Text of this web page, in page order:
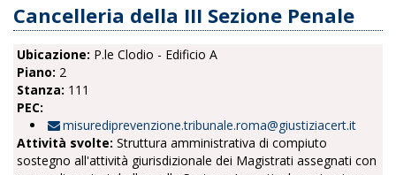
Cancelleria della III Sezione Penale
Ubicazione: P.le Clodio - Edificio A
Piano: 2
Stanza: 111
PEC:
misurediprevenzione.tribunale.roma@giustiziacert.it
Attività svolte: Struttura amministrativa di compiuto
sostegno all'attività giurisdizionale dei Magistrati assegnati con